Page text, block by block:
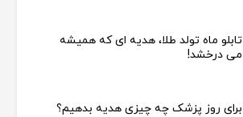
تابلو ماه تولد طلا، هدیه ای که همیشه
می درخشد!
برای روز پزشک چه چیزی هدیه بدهیم؟